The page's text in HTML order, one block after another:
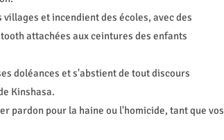
et incendient des écoles, avec des
attachées aux ceintures des enfants
doléances et s'abstient de tout discours
Kinshasa.
pardon pour la haine ou l'homicide, tant que vos